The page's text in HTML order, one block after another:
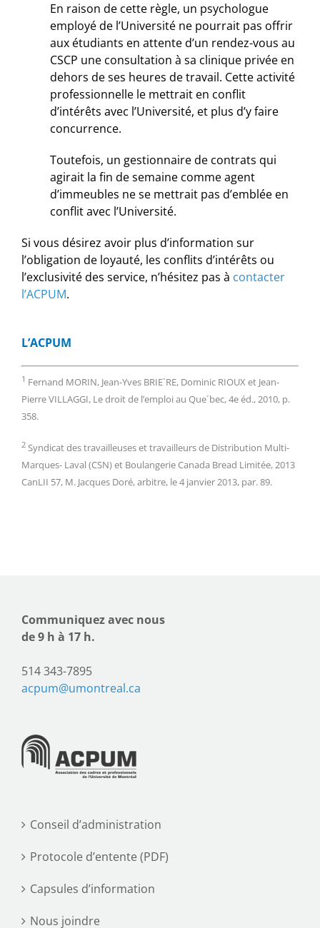
En raison de cette règle, un psychologue
employé de l’Université ne pourrait pas offrir
aux étudiants en attente d’un rendez-vous au
CSCP une consultation à sa clinique privée en
dehors de ses heures de travail. Cette activité
professionnelle le mettrait en conflit
d’intérêts avec l’Université, et plus d’y faire
concurrence.
Toutefois, un gestionnaire de contrats qui
agirait la fin de semaine comme agent
d’immeubles ne se mettrait pas d’emblée en
conflit avec l’Université.
Si vous désirez avoir plus d’information sur
l’obligation de loyauté, les conflits d’intérêts ou
l’exclusivité des service, n’hésitez pas à contacter
l’ACPUM.
L’ACPUM
1 Fernand MORIN, Jean-Yves BRIE`RE, Dominic RIOUX et Jean-
Pierre VILLAGGI, Le droit de l’emploi au Que´bec, 4e éd., 2010, p.
358.
2 Syndicat des travailleuses et travailleurs de Distribution Multi-
Marques- Laval (CSN) et Boulangerie Canada Bread Limitée, 2013
CanLII 57, M. Jacques Doré, arbitre, le 4 janvier 2013, par. 89.
Communiquez avec nous
de 9 h à 17 h.
514 343-7895
acpum@umontreal.ca
Conseil d’administration
Protocole d’entente (PDF)
Capsules d’information
Nous joindre